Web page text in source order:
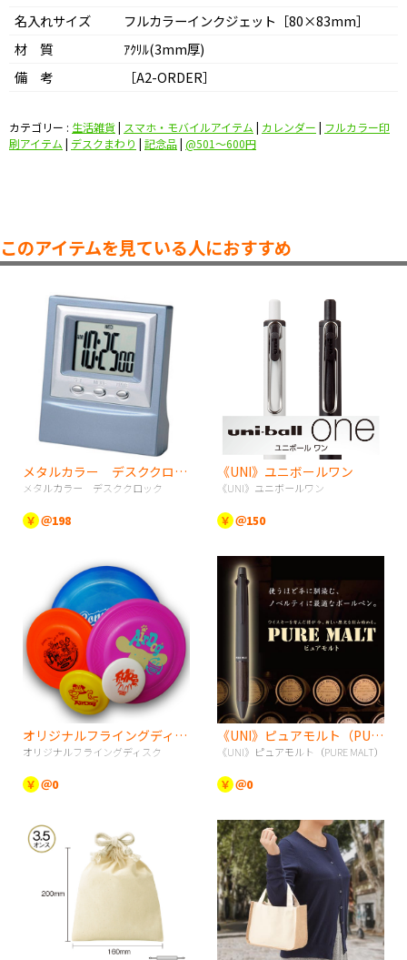
名入れサイズ
フルカラーインクジェット［80×83mm］
材 質
ｱｸﾘﾙ(3mm厚)
備 考
［A2-ORDER］
カテゴリー : 生活雑貨| スマホ・モバイルアイテム | カレンダー | フルカラー印
刷アイテム | デスクまわり | 記念品| @501〜600円
このアイテムを見ている人におすすめ
メタルカラー デスククロック
メタルカラー デスククロック
￥ ＠198
《UNI》ユニボールワン
《UNI》ユニボールワン
￥ ＠150
オリジナルフライングディスク
オリジナルフライングディスク
￥ ＠0
《UNI》ピュアモルト（PURE MALT）
《UNI》ピュアモルト（PURE MALT）
￥ ＠0